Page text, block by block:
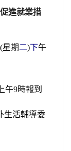
進就業措
(星期二)下午
上午9時報到
生活輔導委